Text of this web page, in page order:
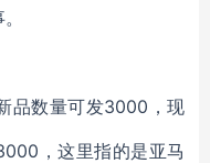
品数量可发3000，现
，这里指的是亚马